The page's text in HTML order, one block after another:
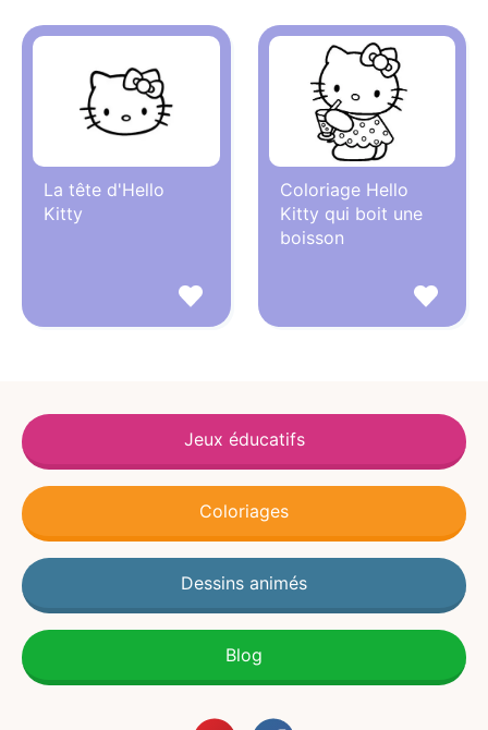
La tête d'Hello
Kitty
Coloriage Hello
Kitty qui boit une
boisson
Jeux éducatifs
Coloriages
Dessins animés
Blog